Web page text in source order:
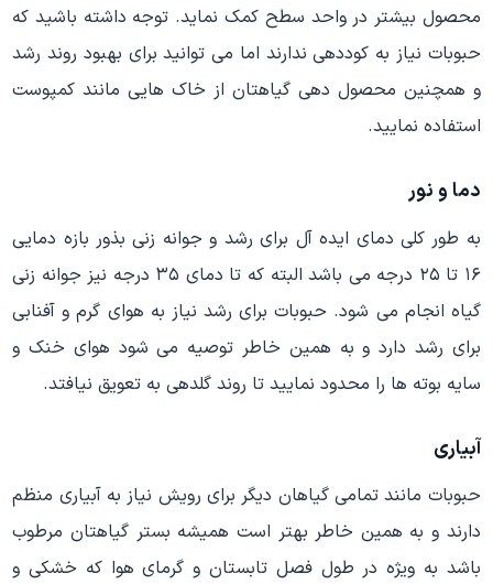
محصول بیشتر در واحد سطح کمک نماید. توجه داشته باشید که
حبوبات نیاز به کوددهی ندارند اما می توانید برای بهبود روند رشد
و همچنین محصول دهی گیاهتان از خاک هایی مانند کمپوست
استفاده نمایید.
دما و نور
به طور کلی دمای ایده آل برای رشد و جوانه زنی بذور بازه دمایی
۱۶ تا ۲۵ درجه می باشد البته که تا دمای ۳۵ درجه نیز جوانه زنی
گیاه انجام می شود. حبوبات برای رشد نیاز به هوای گرم و آفنابی
برای رشد دارد و به همین خاطر توصیه می شود هوای خنک و
سایه بوته ها را محدود نمایید تا روند گلدهی به تعویق نیافتد.
آبیاری
حبوبات مانند تمامی گیاهان دیگر برای رویش نیاز به آبیاری منظم
دارند و به همین خاطر بهتر است همیشه بستر گیاهتان مرطوب
باشد به ویژه در طول فصل تابستان و گرمای هوا که خشکی و